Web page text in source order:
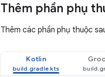
Thêm phần phụ
Thêm các phần phụ thuộc
Kotlin